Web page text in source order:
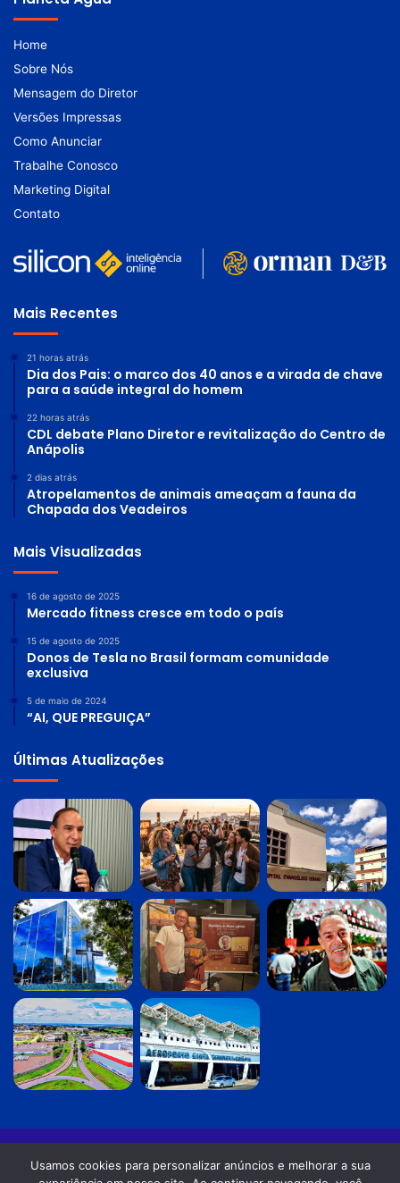
Home
Sobre Nós
Mensagem do Diretor
Versões Impressas
Como Anunciar
Trabalhe Conosco
Marketing Digital
Contato
Mais Recentes
21 horas atrás
Dia dos Pais: o marco dos 40 anos e a virada de chave
para a saúde integral do homem
22 horas atrás
CDL debate Plano Diretor e revitalização do Centro de
Anápolis
2 dias atrás
Atropelamentos de animais ameaçam a fauna da
Chapada dos Veadeiros
Mais Visualizadas
16 de agosto de 2025
Mercado fitness cresce em todo o país
15 de agosto de 2025
Donos de Tesla no Brasil formam comunidade
exclusiva
5 de maio de 2024
“AI, QUE PREGUIÇA”
Últimas Atualizações
Água - Odilon Alves Rosa DRT-GO: 0870/86 - OAB-GO: 12.754
Usamos cookies para personalizar anúncios e melhorar a sua